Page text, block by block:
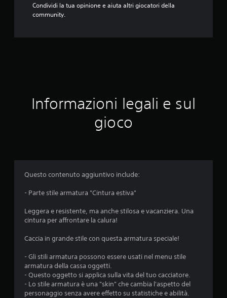
Condividi la tua opinione e aiuta altri giocatori della
community.
Informazioni legali e sul
gioco
Questo contenuto aggiuntivo include:
- Parte stile armatura "Cintura estiva"
Leggera e resistente, ma anche stilosa e vacanziera. Una
cintura per affrontare la calura!
Caccia in grande stile con questa armatura speciale!
- Gli stili armatura possono essere usati nel menu stile
armatura della cassa oggetti.
- Questo oggetto si applica sulla vita del tuo cacciatore.
- Lo stile armatura è una "skin" che cambia l'aspetto del
personaggio senza avere effetto su statistiche e abilità.